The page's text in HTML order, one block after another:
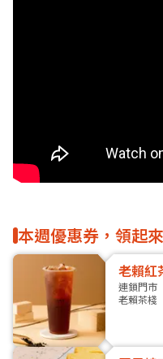
本週優惠券，領起來
老賴紅
連鎖門市
老賴茶棧